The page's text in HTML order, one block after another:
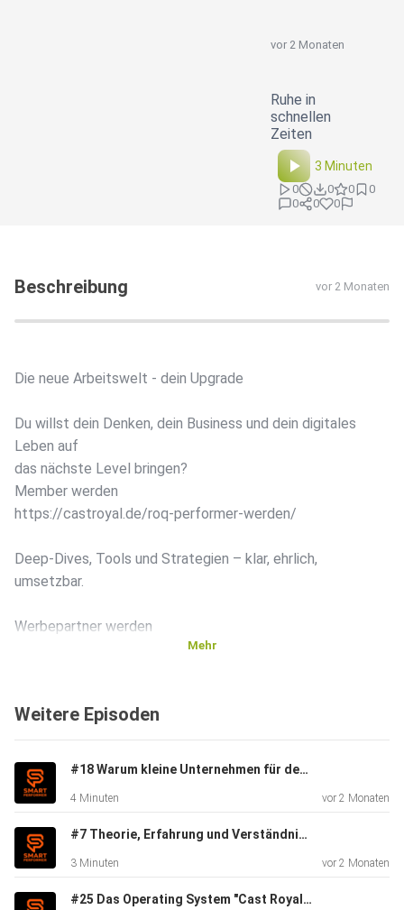
vor 2 Monaten
Ruhe in
schnellen
Zeiten
3 Minuten
0 0 0
0
0
0 0
Beschreibung vor 2 Monaten
Die neue Arbeitswelt - dein Upgrade
Du willst dein Denken, dein Business und dein digitales
Leben auf
das nächste Level bringen?
Member werden
https://castroyal.de/roq-performer-werden/
Deep-Dives, Tools und Strategien – klar, ehrlich,
umsetzbar.
Werbepartner werden
https://castroyal.de/roq-partner-werden/
• monatliche Einnahmen durch Empfehlungen
• zusätzliche Chancen durch echte Projekte
• System statt Zufall
️ Warum Cast Royal?
• wir bauen statt zu reden
Mehr
Weitere Episoden
#18 Warum kleine Unternehmen für den Markt so wichtig sind / Wirtschaft für Macher
4 Minuten vor 2 Monaten
#7 Theorie, Erfahrung und Verständnis / Mythen der Digitalisierung
3 Minuten vor 2 Monaten
#25 Das Operating System "Cast Royal" mit Opa Hans